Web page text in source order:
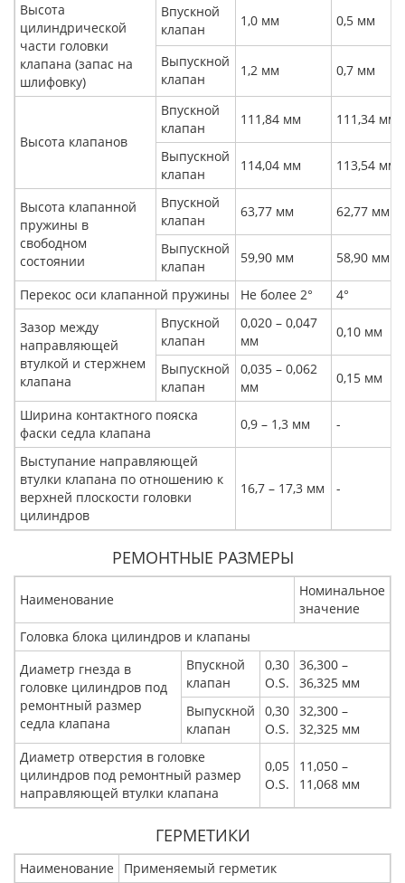
Высота
цилиндрической
части головки
клапана (запас на
шлифовку)
Впускной
клапан
1,0 мм 0,5 мм
Выпускной
клапан
1,2 мм 0,7 мм
Высота клапанов
Впускной
клапан
111,84 мм 111,34 мм
Выпускной
клапан
114,04 мм 113,54 мм
Высота клапанной
пружины в
свободном
состоянии
Впускной
клапан
63,77 мм 62,77 мм
Выпускной
клапан
59,90 мм 58,90 мм
Перекос оси клапанной пружины Не более 2°
4°
Зазор между
направляющей
втулкой и стержнем
клапана
Впускной
клапан
0,020 – 0,047
мм
0,10 мм
Выпускной
клапан
0,035 – 0,062
мм
0,15 мм
Ширина контактного пояска
фаски седла клапана
0,9 – 1,3 мм -
Выступание направляющей
втулки клапана по отношению к
верхней плоскости головки
цилиндров
16,7 – 17,3 мм -
РЕМОНТНЫЕ РАЗМЕРЫ
Наименование
Номинальное
значение
Головка блока цилиндров и клапаны
Диаметр гнезда в
головке цилиндров под
ремонтный размер
седла клапана
Впускной
клапан
0,30
O.S.
36,300 –
36,325 мм
Выпускной
клапан
0,30
O.S.
32,300 –
32,325 мм
Диаметр отверстия в головке
цилиндров под ремонтный размер
направляющей втулки клапана
0,05
O.S.
11,050 –
11,068 мм
ГЕРМЕТИКИ
Наименование Применяемый герметик